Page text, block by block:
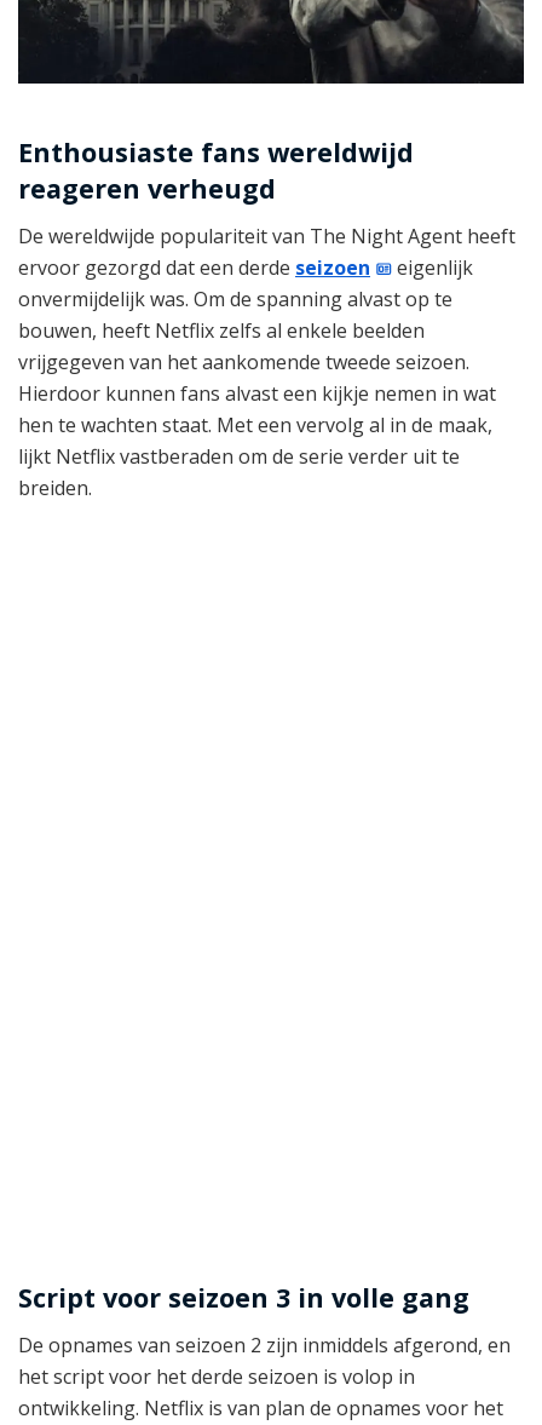
Enthousiaste fans wereldwijd
reageren verheugd
De wereldwijde populariteit van The Night Agent heeft
ervoor gezorgd dat een derde seizoen
eigenlijk
onvermijdelijk was. Om de spanning alvast op te
bouwen, heeft Netflix zelfs al enkele beelden
vrijgegeven van het aankomende tweede seizoen.
Hierdoor kunnen fans alvast een kijkje nemen in wat
hen te wachten staat. Met een vervolg al in de maak,
lijkt Netflix vastberaden om de serie verder uit te
breiden.
Script voor seizoen 3 in volle gang
De opnames van seizoen 2 zijn inmiddels afgerond, en
het script voor het derde seizoen is volop in
ontwikkeling. Netflix is van plan de opnames voor het